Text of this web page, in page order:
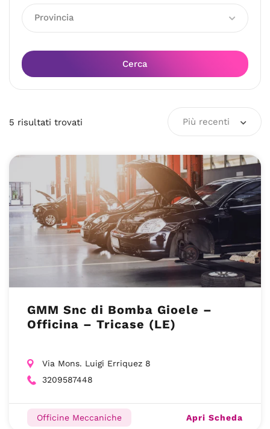
Provincia
Cerca
5 risultati trovati Più recenti
GMM Snc di Bomba Gioele –
Officina – Tricase (LE)
Via Mons. Luigi Erriquez 8
3209587448
Officine Meccaniche Apri Scheda